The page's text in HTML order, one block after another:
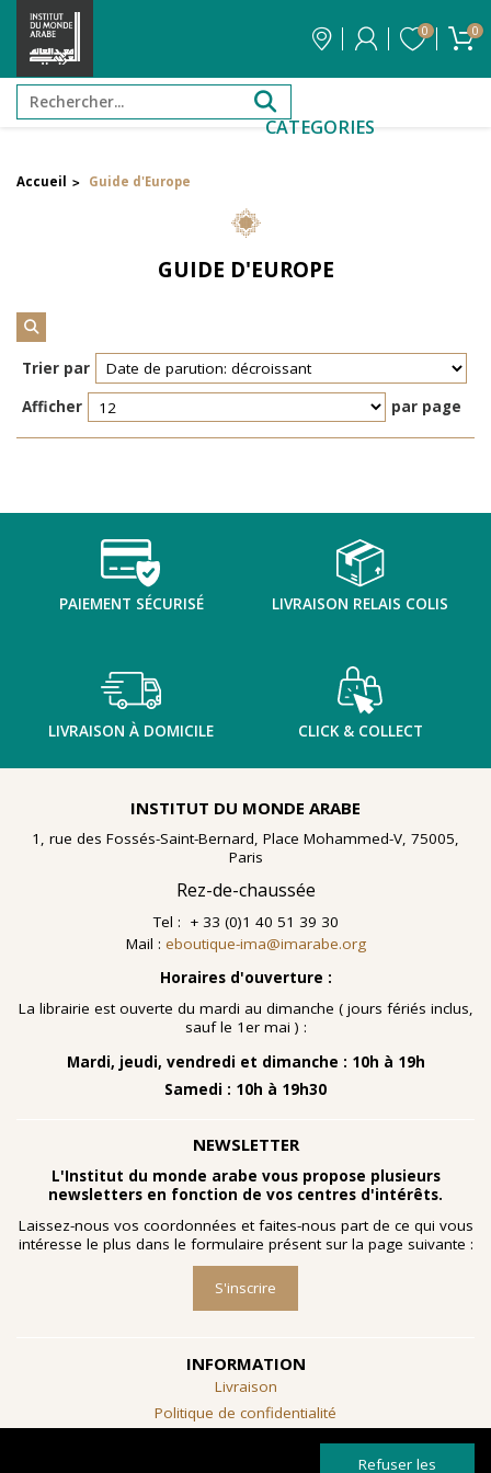
0 0
CATEGORIES
Filtrer par attribut
Réinitialiser les filtres
TENTER L'ART POUR SOIGNER
En 2021, le musée de l'IMA reçoit une généreuse donation
: un ensemble d'archives, de céramiques peintes et de
nombreuses planches dessinées à la gouache, exécutées
à la fin des année 1960 au cours d'ateliers de
menés à l'hôpital psychiatrique de Blida-
emblématique de Frantz Fanon.
Accueil > Guide d'Europe
GUIDE D'EUROPE
Trier par
Afficher
par page
PAIEMENT SÉCURISÉ LIVRAISON RELAIS COLIS
LIVRAISON À DOMICILE CLICK & COLLECT
INSTITUT DU MONDE ARABE
1, rue des Fossés-Saint-Bernard, Place Mohammed-V, 75005,
Paris
Rez-de-chaussée
Tel : + 33 (0)1 40 51 39 30
Mail : eboutique-ima@imarabe.org
Horaires d'ouverture :
La librairie est ouverte du mardi au dimanche ( jours fériés inclus,
sauf le 1er mai ) :
Mardi, jeudi, vendredi et dimanche : 10h à 19h
Samedi : 10h à 19h30
NEWSLETTER
L'Institut du monde arabe vous propose plusieurs
newsletters en fonction de vos centres d'intérêts.
Laissez-nous vos coordonnées et faites-nous part de ce qui vous
intéresse le plus dans le formulaire présent sur la page suivante :
S'inscrire
INFORMATION
Livraison
Politique de confidentialité
Refuser les